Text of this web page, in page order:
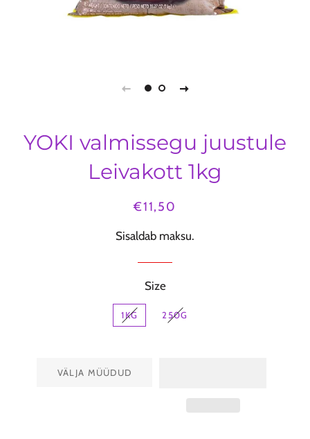
YOKI valmissegu juustule
Leivakott 1kg
Tavahind
Müügihind
€11,50
Sisaldab maksu.
Size
1KG 250G
VÄLJA MÜÜDUD